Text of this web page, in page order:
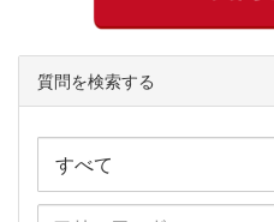
質問を検索する